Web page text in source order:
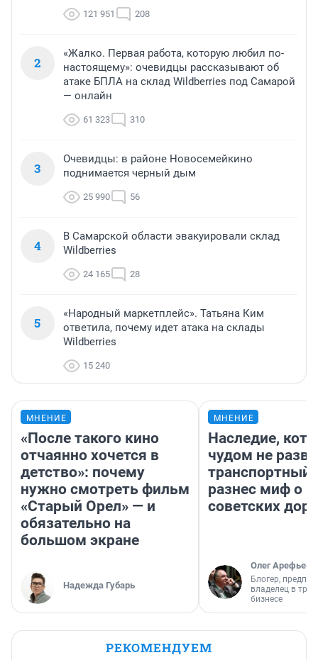
121 951 208
2
«Жалко. Первая работа, которую любил по-
настоящему»: очевидцы рассказывают об
атаке БПЛА на склад Wildberries под Самарой
— онлайн
61 323 310
3
Очевидцы: в районе Новосемейкино
поднимается черный дым
25 990 56
4
В Самарской области эвакуировали склад
Wildberries
24 165 28
5
«Народный маркетплейс». Татьяна Ким
ответила, почему идет атака на склады
Wildberries
15 240
МНЕНИЕ
«После такого кино
отчаянно хочется в
детство»: почему
нужно смотреть фильм
«Старый Орел» — и
обязательно на
большом экране
Надежда Губарь
МНЕНИЕ
Наследие,
чудом не
транспортный
разнес миф о
советских
Олег Арефьев
Блогер,
владелец в
бизнесе
РЕКОМЕНДУЕМ